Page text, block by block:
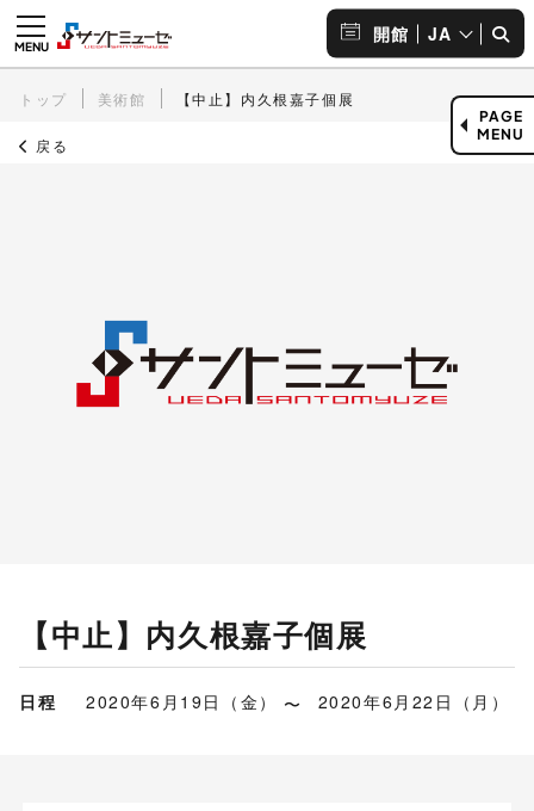
開館 JA
トップ 美術館 【中止】内久根嘉子個展
戻る
【中止】内久根嘉子個展
日程 2020年6月19日（金） 2020年6月22日（月）
PAGE
MENU